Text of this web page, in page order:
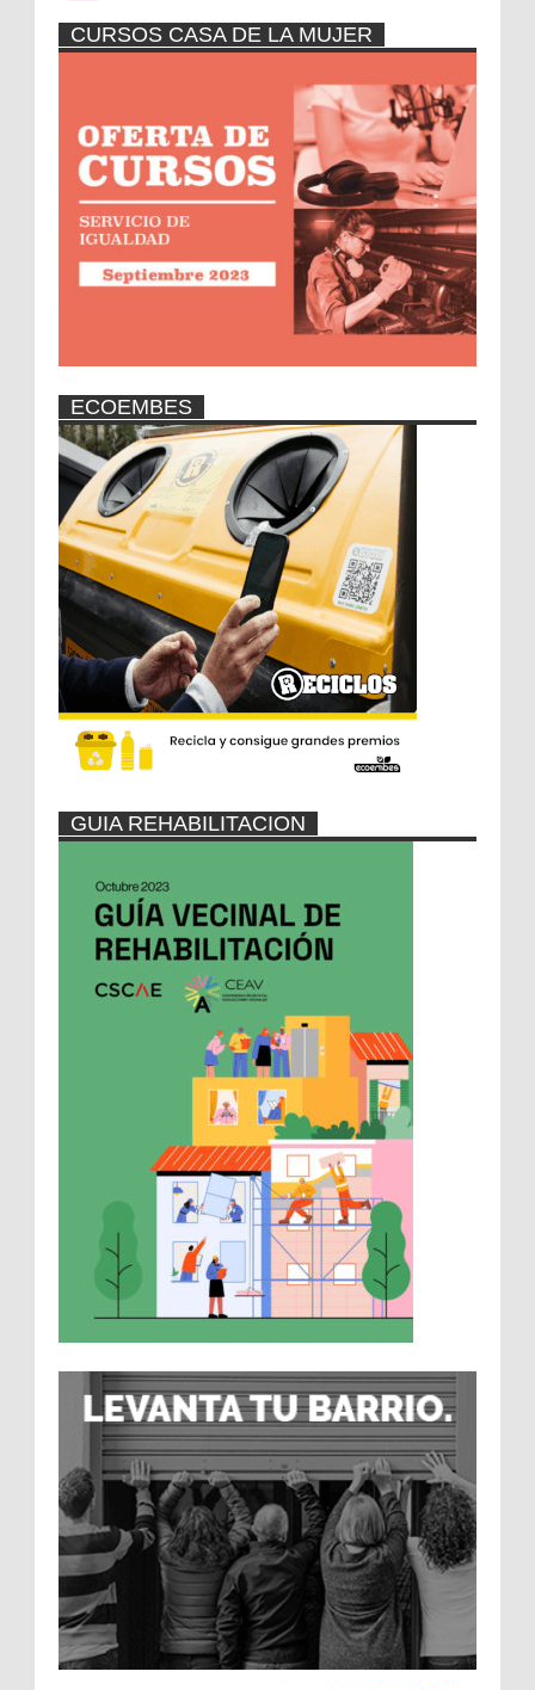
CURSOS CASA DE LA MUJER
ECOEMBES
GUIA REHABILITACION